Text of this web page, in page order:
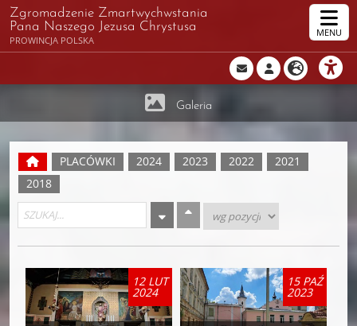
Zgromadzenie Zmartwychwstania
Pana Naszego Jezusa Chrystusa
PROWINCJA POLSKA
MENU
Galeria
PLACÓWKI 2024 2023 2022
2021
2018
12 LUT
2024
15 PAŹ
2023